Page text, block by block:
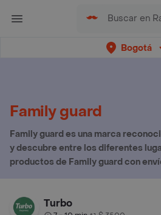
Bogotá
Family guard
Family guard es una marca
y descubre entre los diferentes
productos de Family guard con
Turbo